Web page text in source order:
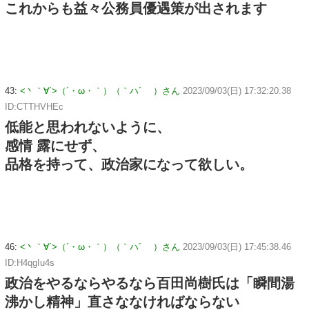
これからも益々公務員優遇策が出されます
43: <丶｀∀´>（´・ω・｀）（｀ハ´ ）さん 2023/09/03(日) 17:32:20.38
ID:CTTHVHEc
低能と思われないように、
感情 露にせず、
品格を持って、政治家になって欲しい。
46: <丶｀∀´>（´・ω・｀）（｀ハ´ ）さん 2023/09/03(日) 17:45:38.46
ID:H4qgIu4s
政治をやるならやるなら百田尚樹氏は「瞬間湯
沸かし精神」直さななければならない